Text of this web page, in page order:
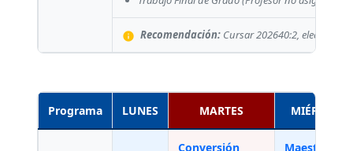
info Recomendación: Cursar 202640:2, electivas.
Programa LUNES MARTES MIÉRCOLES
Conversión
Maestros de